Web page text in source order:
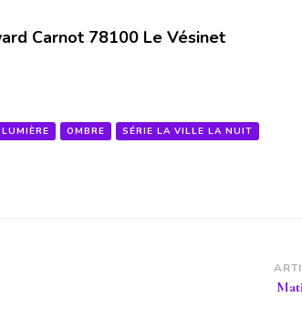
Carnot 78100 Le Vésinet
LUMIÈRE OMBRE SÉRIE LA VILLE LA NUIT